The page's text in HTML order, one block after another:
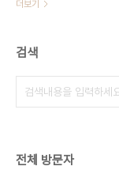
더보기
검색
전체 방문자